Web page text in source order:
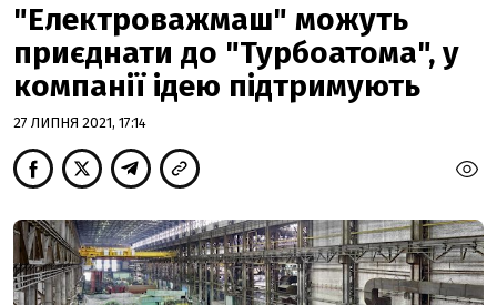
"Електроважмаш" можуть
приєднати до "Турбоатома", у
компанії ідею підтримують
27 ЛИПНЯ 2021, 17:14